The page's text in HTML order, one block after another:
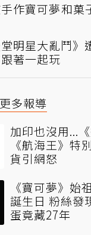
作寶可夢和菓
明星大亂鬥》
著一起玩
多報導
加印也沒用...
《航海王》特
貨引網怒
《寶可夢》始
誕生日 粉絲發
蛋竟藏27年